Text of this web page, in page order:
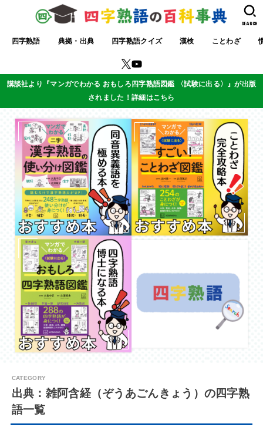
四字熟語 典拠・出典 四字熟語クイズ 漢検 ことわざ
SEARCH
講談社より『マンガでわかる おもしろ四字熟語図鑑 〈試験に出る〉』が出版
されました！詳細はこちら
出典：雑阿含経（ぞうあごんきょう）の四字熟
語一覧